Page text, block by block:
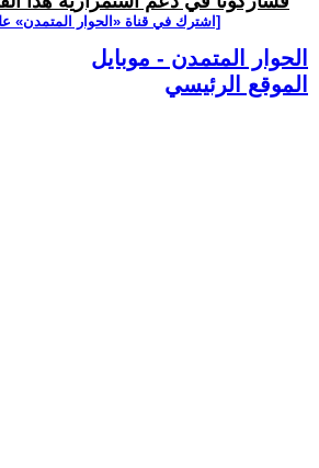
[اشترك في قناة ‫«الحوار المتمدن»
الحوار المتمدن - موبايل
الموقع الرئيسي